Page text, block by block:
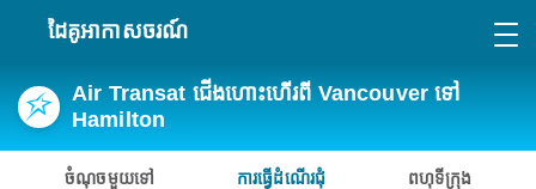
ដៃគូអាកាសចរណ៍
Air Transat ជើងហោះហើរពី Vancouver ទៅ
Hamilton
ចំណុចមួយទៅ ការធ្វើដំណើរជុំ ពហុទីក្រុង